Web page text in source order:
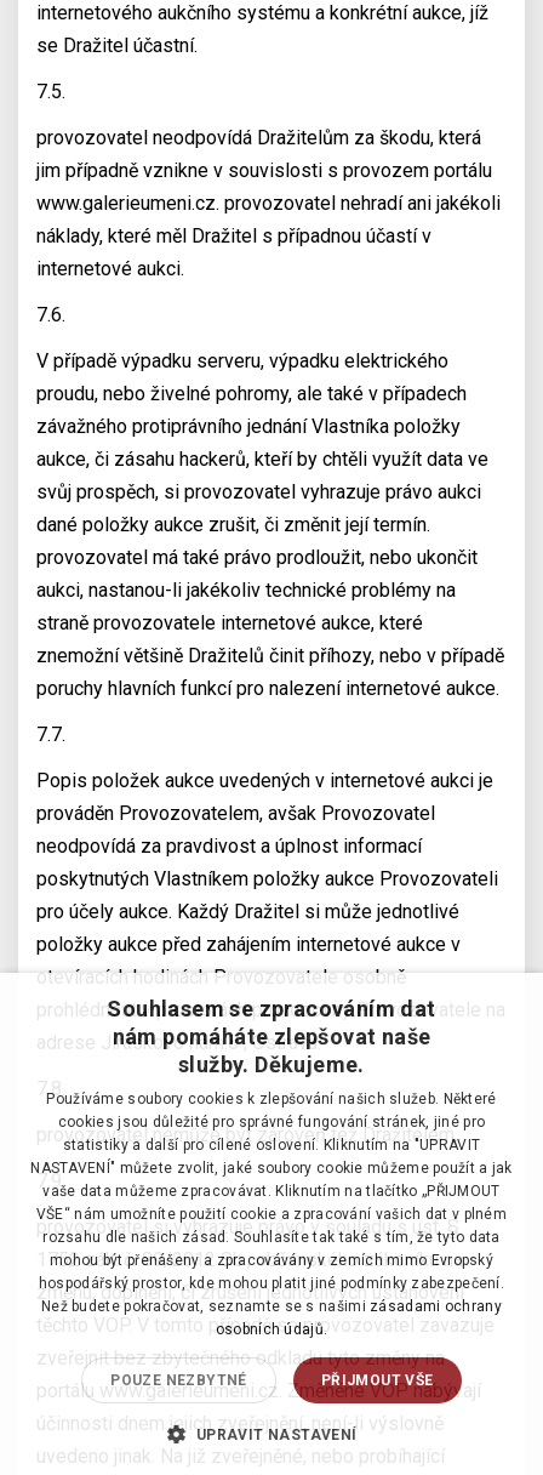
internetového aukčního systému a konkrétní aukce, jíž
se Dražitel účastní.
7.5.
provozovatel neodpovídá Dražitelům za škodu, která
jim případně vznikne v souvislosti s provozem portálu
www.galerieumeni.cz. provozovatel nehradí ani jakékoli
náklady, které měl Dražitel s případnou účastí v
internetové aukci.
7.6.
V případě výpadku serveru, výpadku elektrického
proudu, nebo živelné pohromy, ale také v případech
závažného protiprávního jednání Vlastníka položky
aukce, či zásahu hackerů, kteří by chtěli využít data ve
svůj prospěch, si provozovatel vyhrazuje právo aukci
dané položky aukce zrušit, či změnit její termín.
provozovatel má také právo prodloužit, nebo ukončit
aukci, nastanou-li jakékoliv technické problémy na
straně provozovatele internetové aukce, které
znemožní většině Dražitelů činit příhozy, nebo v případě
poruchy hlavních funkcí pro nalezení internetové aukce.
7.7.
Popis položek aukce uvedených v internetové aukci je
prováděn Provozovatelem, avšak Provozovatel
neodpovídá za pravdivost a úplnost informací
poskytnutých Vlastníkem položky aukce Provozovateli
pro účely aukce. Každý Dražitel si může jednotlivé
položky aukce před zahájením internetové aukce v
otevíracích hodinách Provozovatele osobně
prohlédnout v prostorách provozovny Provozovatele na
adrese Jiráskovo nám.8 , Ostrava.
7.8.
provozovatel nemůže být zároveň též Dražitelem.
7.9.
provozovatel si vyhrazuje právo v souladu s ust. §
1752 zák. č. 89/2012 Sb., občanského zákoníku na
změnu, doplnění, či zrušení jednotlivých ustanovení
těchto VOP. V tomto případě se provozovatel zavazuje
zveřejnit bez zbytečného odkladu tyto změny na
portálu www.galerieumeni.cz. Změněné VOP nabývají
účinnosti dnem jejich zveřejnění, není-li výslovně
uvedeno jinak. Na již zveřejněné, nebo probíhající
Souhlasem se zpracováním dat
nám pomáháte zlepšovat naše
služby. Děkujeme.
Používáme soubory cookies k zlepšování našich služeb. Některé
cookies jsou důležité pro správné fungování stránek, jiné pro
statistiky a další pro cílené oslovení. Kliknutím na "UPRAVIT
NASTAVENÍ" můžete zvolit, jaké soubory cookie můžeme použít a jak
vaše data můžeme zpracovávat. Kliknutím na tlačítko „PŘIJMOUT
VŠE“ nám umožníte použití cookie a zpracování vašich dat v plném
rozsahu dle našich zásad. Souhlasíte tak také s tím, že tyto data
mohou být přenášeny a zpracovávány v zemích mimo Evropský
hospodářský prostor, kde mohou platit jiné podmínky zabezpečení.
Než budete pokračovat, seznamte se s našimi zásadami ochrany
osobních údajů.
PŘIJMOUT VŠE
POUZE NEZBYTNÉ
UPRAVIT NASTAVENÍ